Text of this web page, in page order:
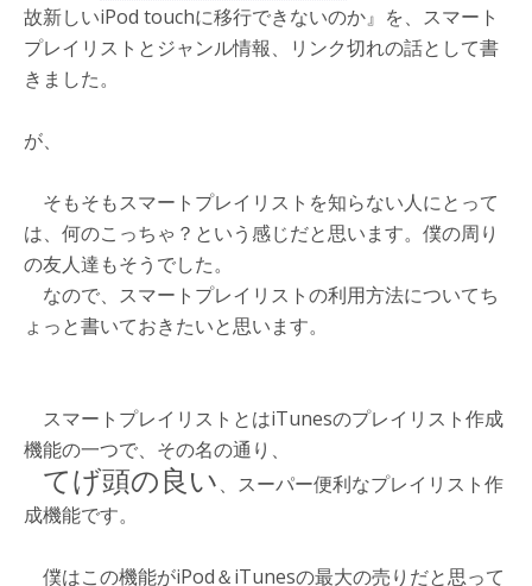
故新しいiPod touchに移行できないのか』を、スマート
プレイリストとジャンル情報、リンク切れの話として書
きました。
が、
そもそもスマートプレイリストを知らない人にとって
は、何のこっちゃ？という感じだと思います。僕の周り
の友人達もそうでした。
なので、スマートプレイリストの利用方法についてち
ょっと書いておきたいと思います。
スマートプレイリストとはiTunesのプレイリスト作成
機能の一つで、その名の通り、
てげ頭の良い、スーパー便利なプレイリスト作
成機能です。
僕はこの機能がiPod＆iTunesの最大の売りだと思って